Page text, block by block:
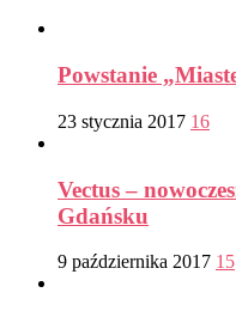
Powstanie
23 stycznia 2017 16
Vectus –
Gdańsku
9 października 2017 15